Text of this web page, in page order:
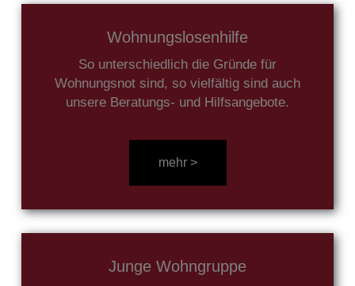
Wohnungslosenhilfe
So unterschiedlich die Gründe für
Wohnungsnot sind, so vielfältig sind auch
unsere Beratungs- und Hilfsangebote.
mehr >mehr über Ausbildung lesen
Junge Wohngruppe